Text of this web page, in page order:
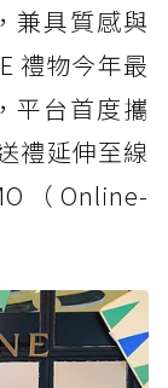
兼具質感與
禮物今年最
平台首度攜
禮延伸至線
（Online-